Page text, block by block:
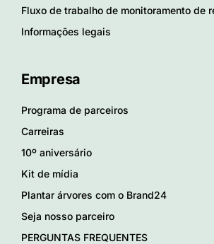
Fluxo de trabalho de monitoramento de
Informações legais
Empresa
Programa de parceiros
Carreiras
10º aniversário
Kit de mídia
Plantar árvores com o Brand24
Seja nosso parceiro
PERGUNTAS FREQUENTES